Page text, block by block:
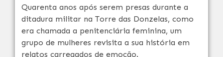
Quarenta anos após serem presas durante a
ditadura militar na Torre das Donzelas, como
era chamada a penitenciária feminina, um
grupo de mulheres revisita a sua história em
relatos carregados de emoção.